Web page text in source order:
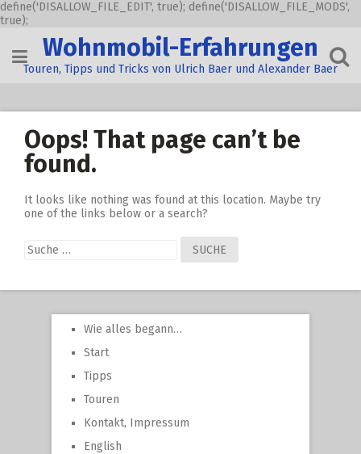
define('DISALLOW_FILE_EDIT', true); define('DISALLOW_FILE_MODS',
true);
content
Wohnmobil-Erfahrungen
Touren, Tipps und Tricks von Ulrich Baer und Alexander Baer
Oops! That page can’t be
found.
It looks like nothing was found at this location. Maybe try
one of the links below or a search?
Suche
nach:
Wie alles begann…
Start
Tipps
Touren
Kontakt, Impressum
English